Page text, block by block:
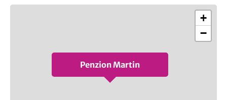
Penzion Martin
+
−